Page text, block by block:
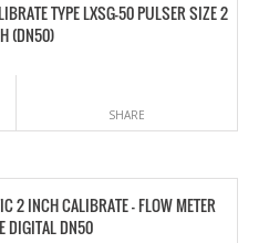
TYPE LXSG-50 PULSER SIZE 2
(DN50)
SHARE
2 INCH CALIBRATE – FLOW METER
DIGITAL DN50